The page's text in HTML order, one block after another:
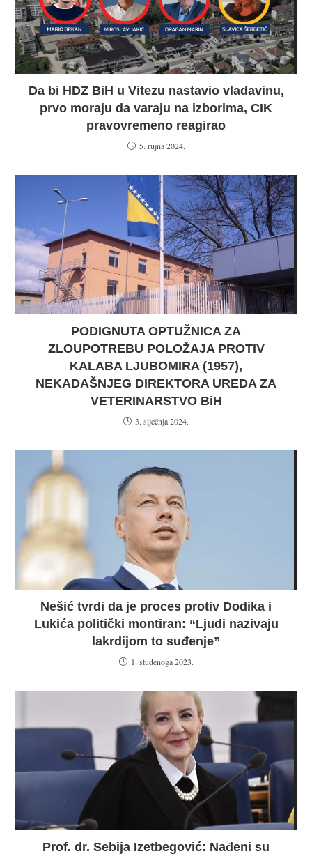
Da bi HDZ BiH u Vitezu nastavio vladavinu,
prvo moraju da varaju na izborima, CIK
pravovremeno reagirao
5. rujna 2024.
PODIGNUTA OPTUŽNICA ZA
ZLOUPOTREBU POLOŽAJA PROTIV
KALABA LJUBOMIRA (1957),
NEKADAŠNJEG DIREKTORA UREDA ZA
VETERINARSTVO BiH
3. siječnja 2024.
Nešić tvrdi da je proces protiv Dodika i
Lukića politički montiran: “Ljudi nazivaju
lakrdijom to suđenje”
1. studenoga 2023.
Prof. dr. Sebija Izetbegović: Nađeni su